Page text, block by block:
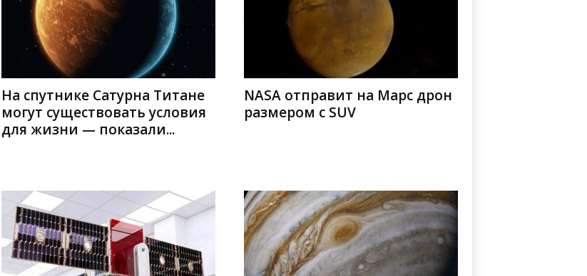
На спутнике Сатурна Титане
могут существовать условия
для жизни — показали...
NASA отправит на Марс дрон
размером с SUV